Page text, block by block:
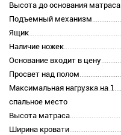
Высота до основания матраса
Подъемный механизм
Ящик
Наличие ножек
Основание входит в цену
Просвет над полом
Максимальная нагрузка на 1
спальное место
Высота матраса
Ширина кровати